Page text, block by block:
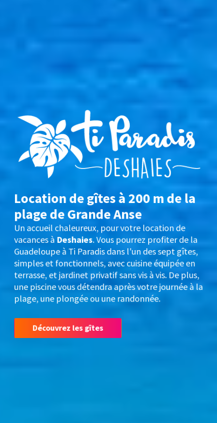
Location de gîtes à 200 m de la
plage de Grande Anse
Un accueil chaleureux, pour votre location de
vacances à Deshaies. Vous pourrez profiter de la
Guadeloupe à Ti Paradis dans l'un des sept gîtes,
simples et fonctionnels, avec cuisine équipée en
terrasse, et jardinet privatif sans vis à vis. De plus,
une piscine vous détendra après votre journée à la
plage, une plongée ou une randonnée.
Découvrez les gîtes